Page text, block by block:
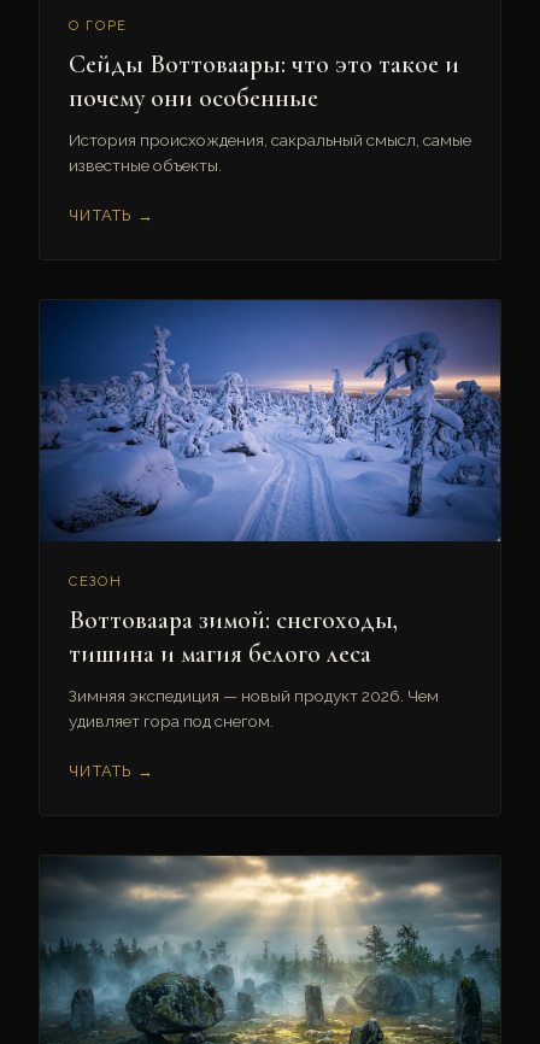
О ГОРЕ
Сейды Воттоваары: что это такое и
почему они особенные
История происхождения, сакральный смысл, самые
известные объекты.
ЧИТАТЬ →
СЕЗОН
Воттоваара зимой: снегоходы,
тишина и магия белого леса
Зимняя экспедиция — новый продукт 2026. Чем
удивляет гора под снегом.
ЧИТАТЬ →